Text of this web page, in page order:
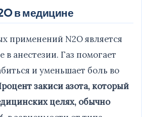
в медицине
применений N2O является
в анестезии. Газ помогает
и уменьшает боль во
закиси азота, который
целях, обычно